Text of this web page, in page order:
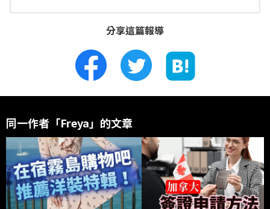
分享這篇報導
同一作者「Freya」的文章